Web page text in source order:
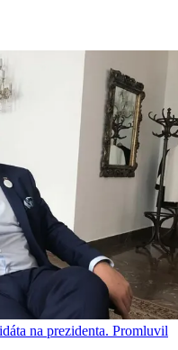
na prezidenta. Promluvil